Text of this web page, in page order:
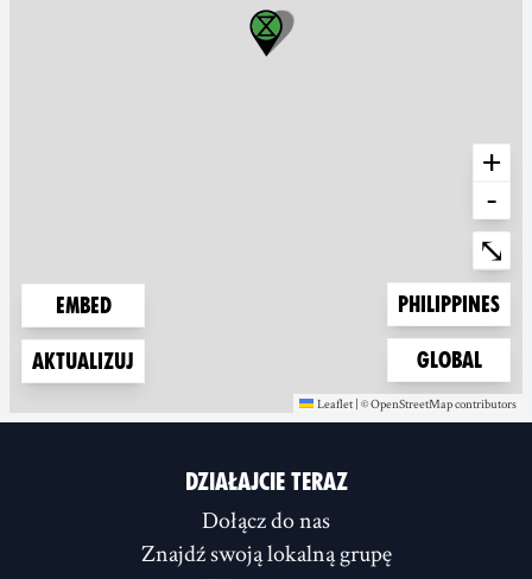
Embed
Aktualizuj
+
-
⤡
Zoom to
Philippines
Zoom to
Global
Leaflet | ©OpenStreetMap
(new window) contributors
(new window)
DZIAŁAJCIE TERAZ
Dołącz do nas
Znajdź swoją lokalną grupę